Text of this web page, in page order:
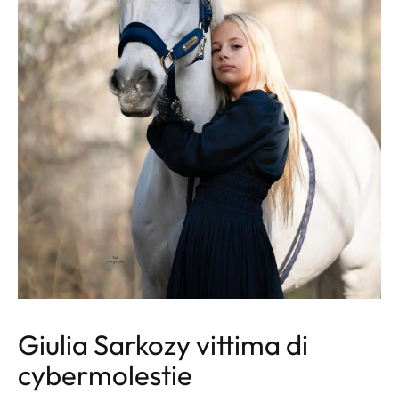
Giulia Sarkozy vittima di
cybermolestie